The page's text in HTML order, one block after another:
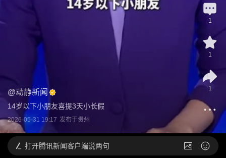
@动静新闻
14岁以下小朋友喜提3天小长假
2026-05-31 19:17 发布于贵州
1
1
1
打开腾讯新闻客户端说两句